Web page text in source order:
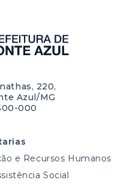
220,
Azul/MG
000
e Recursos Humanos
Social